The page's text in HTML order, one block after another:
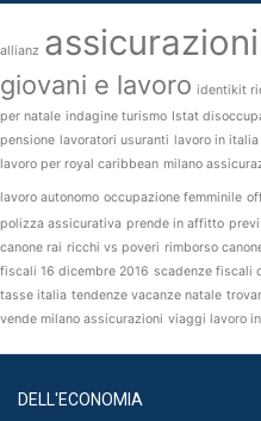
allianz assicurazioni
giovani e lavoro identikit
per natale indagine turismo Istat
pensione lavoratori usuranti lavoro in italia
lavoro per royal caribbean milano
lavoro autonomo occupazione femminile
polizza assicurativa prende in affitto
canone rai ricchi vs poveri rimborso
fiscali 16 dicembre 2016 scadenze fiscali
tasse italia tendenze vacanze natale
vende milano assicurazioni viaggi lavoro
DELL'ECONOMIA